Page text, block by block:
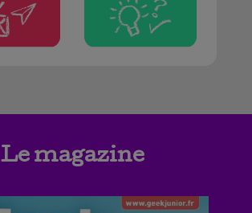
Le magazine